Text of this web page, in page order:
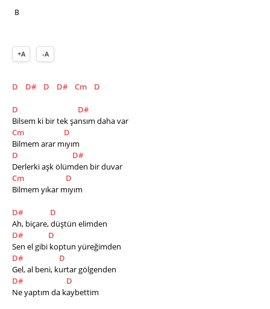
B
+A -A
D D# D D# Cm D
D
D#
Bilsem ki bir tek şansım daha var
Cm
D
Bilmem arar mıyım
D
D#
Derlerki aşk ölümden bir duvar
Cm
D
Bilmem yıkar mıyım
D#
D
Ah, biçare, düştün elimden
D#
D
Sen el gibi koptun yüreğimden
D#
D
Gel, al beni, kurtar gölgenden
D#
D
Ne yaptım da kaybettim